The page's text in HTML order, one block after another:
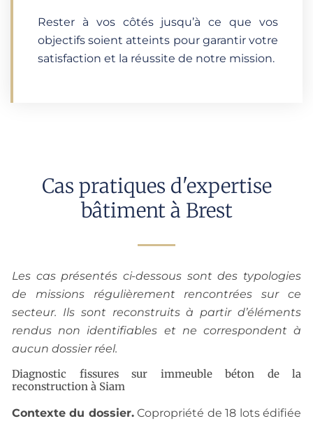
Rester à vos côtés jusqu’à ce que vos
objectifs soient atteints pour garantir votre
satisfaction et la réussite de notre mission.
Cas pratiques d'expertise
bâtiment à Brest
Les cas présentés ci-dessous sont des typologies
de missions régulièrement rencontrées sur ce
secteur. Ils sont reconstruits à partir d’éléments
rendus non identifiables et ne correspondent à
aucun dossier réel.
Diagnostic fissures sur immeuble béton de la
reconstruction à Siam
Contexte du dossier.Copropriété de 18 lots édifiée